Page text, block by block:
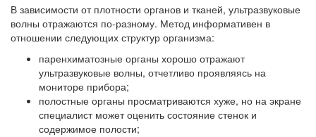
В зависимости от плотности органов и тканей, ультразвуковые
волны отражаются по-разному. Метод информативен в
отношении следующих структур организма:
паренхиматозные органы хорошо отражают
ультразвуковые волны, отчетливо проявляясь на
мониторе прибора;
полостные органы просматриваются хуже, но на экране
специалист может оценить состояние стенок и
содержимое полости;